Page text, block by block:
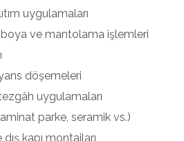
uygulamaları
boya ve mantolama işlemleri
döşemeleri
uygulamaları
parke, seramik vs.)
kapı montajları